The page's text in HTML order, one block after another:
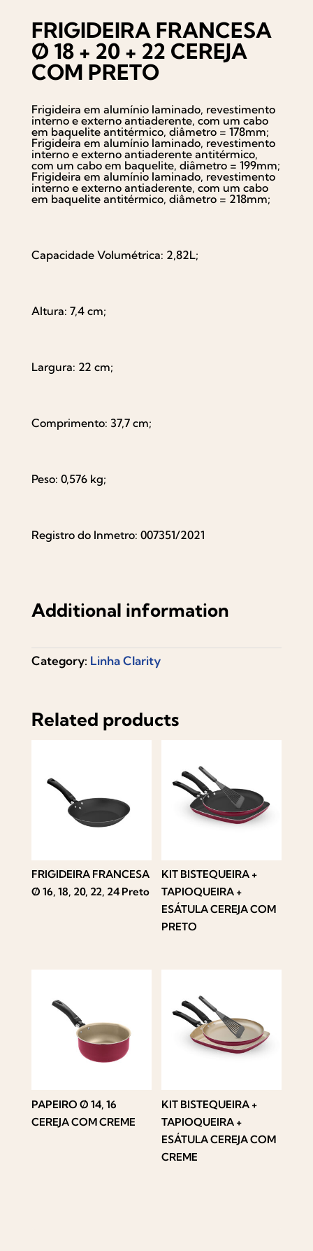
FRIGIDEIRA FRANCESA
Ø 18 + 20 + 22 CEREJA
COM PRETO
Frigideira em alumínio laminado, revestimento
interno e externo antiaderente, com um cabo
em baquelite antitérmico, diâmetro = 178mm;
Frigideira em alumínio laminado, revestimento
interno e externo antiaderente antitérmico,
com um cabo em baquelite, diâmetro = 199mm;
Frigideira em alumínio laminado, revestimento
interno e externo antiaderente, com um cabo
em baquelite antitérmico, diâmetro = 218mm;
Capacidade Volumétrica: 2,82L;
Altura: 7,4 cm;
Largura: 22 cm;
Comprimento: 37,7 cm;
Peso: 0,576 kg;
Registro do Inmetro: 007351/2021
Additional information
Category: Linha Clarity
Related products
FRIGIDEIRA FRANCESA
Ø 16, 18, 20, 22, 24 Preto
KIT BISTEQUEIRA +
TAPIOQUEIRA +
ESÁTULA CEREJA COM
PRETO
PAPEIRO Ø 14, 16
CEREJA COM CREME
KIT BISTEQUEIRA +
TAPIOQUEIRA +
ESÁTULA CEREJA COM
CREME